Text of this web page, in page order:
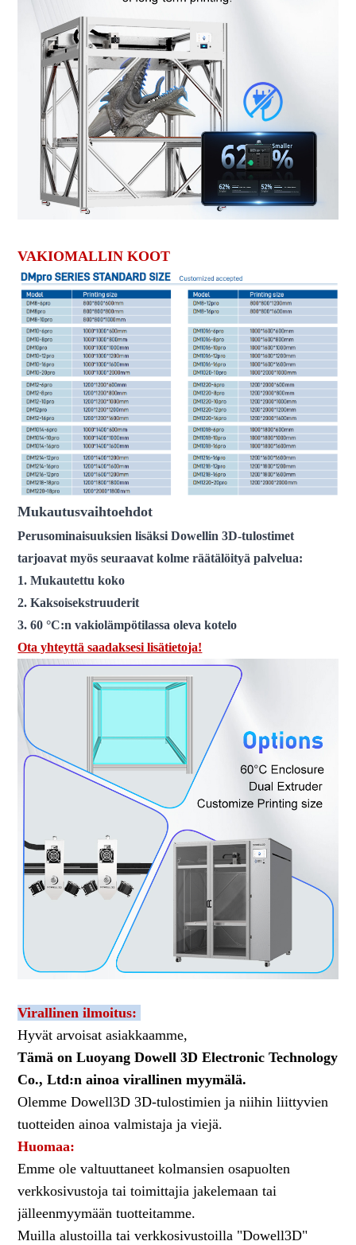
VAKIOMALLIN KOOT
Mukautusvaihtoehdot
Perusominaisuuksien lisäksi Dowellin 3D-tulostimet
tarjoavat myös seuraavat kolme räätälöityä palvelua:
1. Mukautettu koko
2. Kaksoisekstruuderit
3. 60 °C:n vakiolämpötilassa oleva kotelo
Ota yhteyttä saadaksesi lisätietoja!
Virallinen ilmoitus:
Hyvät arvoisat asiakkaamme,
Tämä on Luoyang Dowell 3D Electronic Technology
Co., Ltd:n ainoa virallinen myymälä.
Olemme Dowell3D 3D-tulostimien ja niihin liittyvien
tuotteiden ainoa valmistaja ja viejä.
Huomaa:
Emme ole valtuuttaneet kolmansien osapuolten
verkkosivustoja tai toimittajia jakelemaan tai
jälleenmyymään tuotteitamme.
Muilla alustoilla tai verkkosivustoilla "Dowell3D"